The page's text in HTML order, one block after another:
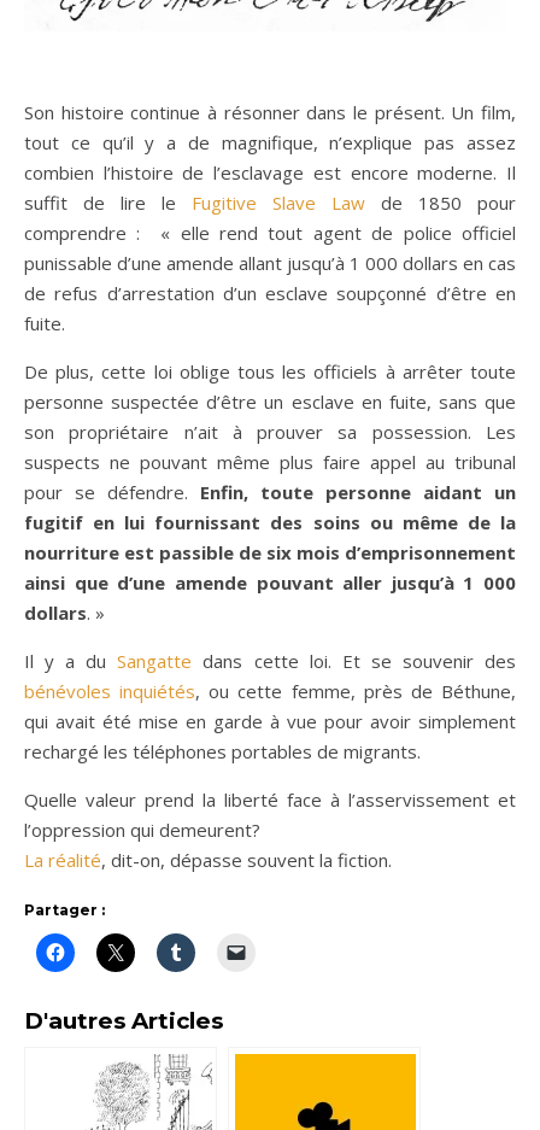
Son histoire continue à résonner dans le présent. Un film,
tout ce qu’il y a de magnifique, n’explique pas assez
combien l’histoire de l’esclavage est encore moderne. Il
suffit de lire le Fugitive Slave Law de 1850 pour
comprendre : « elle rend tout agent de police officiel
punissable d’une amende allant jusqu’à 1 000 dollars en cas
de refus d’arrestation d’un esclave soupçonné d’être en
fuite.
De plus, cette loi oblige tous les officiels à arrêter toute
personne suspectée d’être un esclave en fuite, sans que
son propriétaire n’ait à prouver sa possession. Les
suspects ne pouvant même plus faire appel au tribunal
pour se défendre. Enfin, toute personne aidant un
fugitif en lui fournissant des soins ou même de la
nourriture est passible de six mois d’emprisonnement
ainsi que d’une amende pouvant aller jusqu’à 1 000
dollars. »
Il y a duSangatte dans cette loi. Et se souvenir des
bénévoles inquiétés, ou cette femme, près de Béthune,
qui avait été mise en garde à vue pour avoir simplement
rechargé les téléphones portables de migrants.
Quelle valeur prend la liberté face à l’asservissement et
l’oppression qui demeurent?
La réalité, dit-on, dépasse souvent la fiction.
Partager :
D'autres Articles